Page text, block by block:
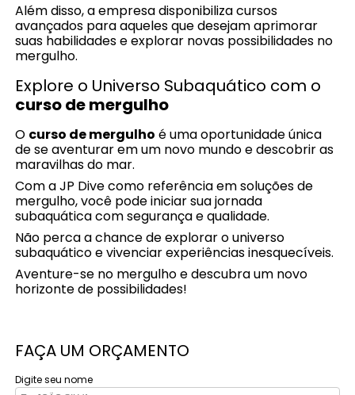
Além disso, a empresa disponibiliza cursos
avançados para aqueles que desejam aprimorar
suas habilidades e explorar novas possibilidades no
mergulho.
Explore o Universo Subaquático com o
curso de mergulho
O curso de mergulho é uma oportunidade única
de se aventurar em um novo mundo e descobrir as
maravilhas do mar.
Com a JP Dive como referência em soluções de
mergulho, você pode iniciar sua jornada
subaquática com segurança e qualidade.
Não perca a chance de explorar o universo
subaquático e vivenciar experiências inesquecíveis.
Aventure-se no mergulho e descubra um novo
horizonte de possibilidades!
FAÇA UM ORÇAMENTO
Digite seu nome